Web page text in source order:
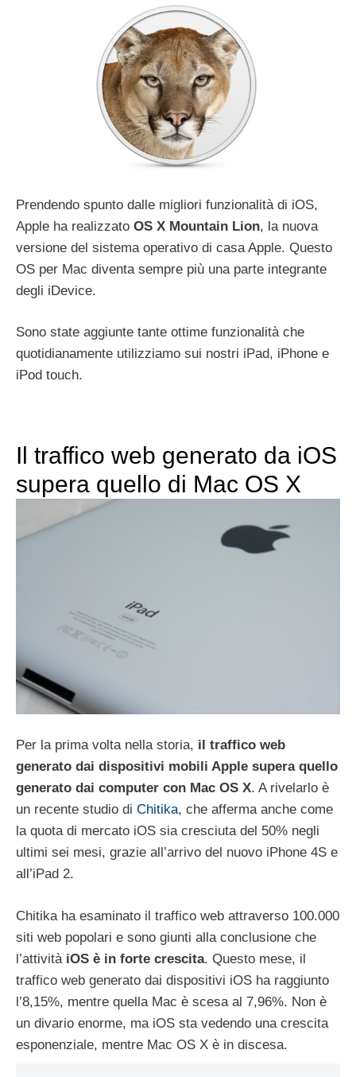
Prendendo spunto dalle migliori funzionalità di iOS,
Apple ha realizzato OS X Mountain Lion, la nuova
versione del sistema operativo di casa Apple. Questo
OS per Mac diventa sempre più una parte integrante
degli iDevice.
Sono state aggiunte tante ottime funzionalità che
quotidianamente utilizziamo sui nostri iPad, iPhone e
iPod touch.
Il traffico web generato da iOS
supera quello di Mac OS X
Per la prima volta nella storia, il traffico web
generato dai dispositivi mobili Apple supera quello
generato dai computer con Mac OS X. A rivelarlo è
un recente studio di Chitika, che afferma anche come
la quota di mercato iOS sia cresciuta del 50% negli
ultimi sei mesi, grazie all’arrivo del nuovo iPhone 4S e
all’iPad 2.
Chitika ha esaminato il traffico web attraverso 100.000
siti web popolari e sono giunti alla conclusione che
l’attività iOS è in forte crescita. Questo mese, il
traffico web generato dai dispositivi iOS ha raggiunto
l’8,15%, mentre quella Mac è scesa al 7,96%. Non è
un divario enorme, ma iOS sta vedendo una crescita
esponenziale, mentre Mac OS X è in discesa.